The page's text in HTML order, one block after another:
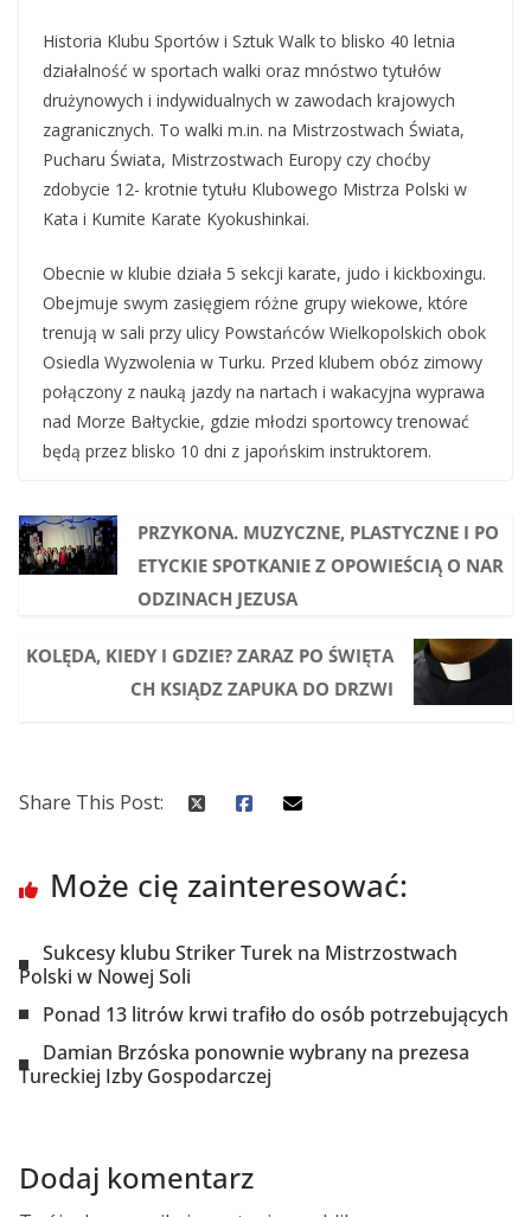
Historia Klubu Sportów i Sztuk Walk to blisko 40 letnia
działalność w sportach walki oraz mnóstwo tytułów
drużynowych i indywidualnych w zawodach krajowych
zagranicznych. To walki m.in. na Mistrzostwach Świata,
Pucharu Świata, Mistrzostwach Europy czy choćby
zdobycie 12- krotnie tytułu Klubowego Mistrza Polski w
Kata i Kumite Karate Kyokushinkai.
Obecnie w klubie działa 5 sekcji karate, judo i kickboxingu.
Obejmuje swym zasięgiem różne grupy wiekowe, które
trenują w sali przy ulicy Powstańców Wielkopolskich obok
Osiedla Wyzwolenia w Turku. Przed klubem obóz zimowy
połączony z nauką jazdy na nartach i wakacyjna wyprawa
nad Morze Bałtyckie, gdzie młodzi sportowcy trenować
będą przez blisko 10 dni z japońskim instruktorem.
PRZYKONA. MUZYCZNE, PLASTYCZNE I PO
ETYCKIE SPOTKANIE Z OPOWIEŚCIĄ O NAR
ODZINACH JEZUSA
KOLĘDA, KIEDY I GDZIE? ZARAZ PO ŚWIĘTA
CH KSIĄDZ ZAPUKA DO DRZWI
Share This Post:
Może cię zainteresować:
Sukcesy klubu Striker Turek na Mistrzostwach
Polski w Nowej Soli
Ponad 13 litrów krwi trafiło do osób potrzebujących
Damian Brzóska ponownie wybrany na prezesa
Tureckiej Izby Gospodarczej
Dodaj komentarz